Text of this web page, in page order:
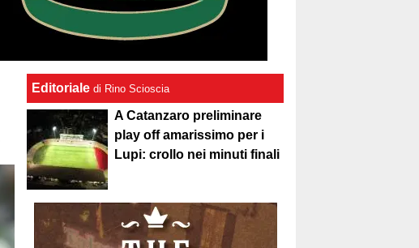
Editoriale di Rino Scioscia
A Catanzaro preliminare
play off amarissimo per i
Lupi: crollo nei minuti finali